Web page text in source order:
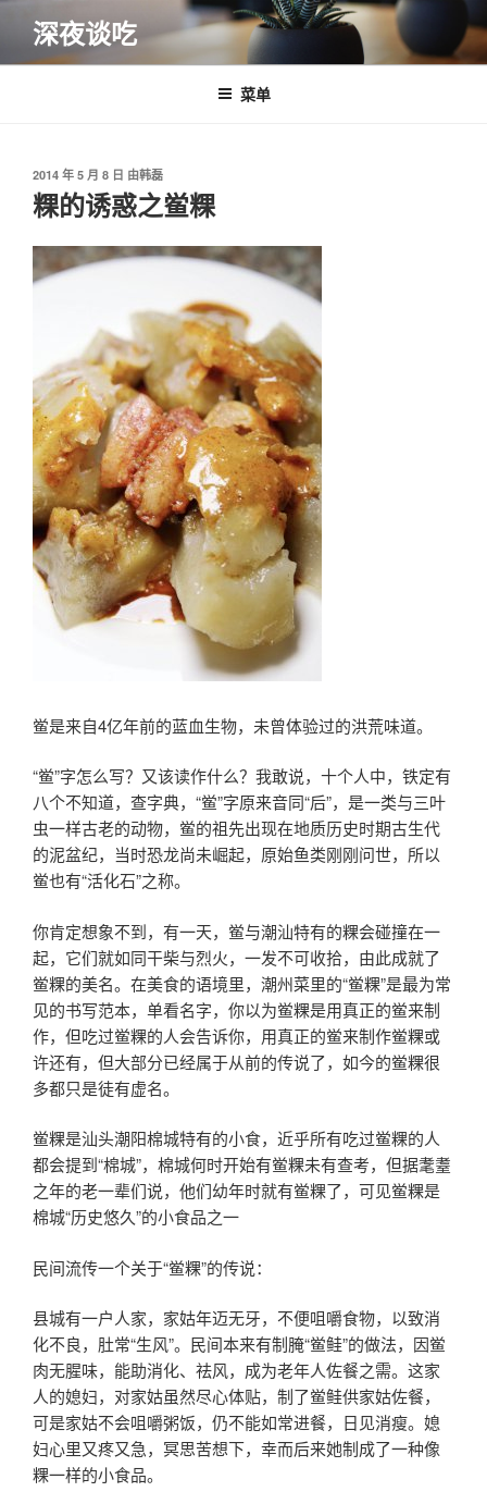
内
深夜谈吃
菜单
发
布
于
2014 年 5 月 8 日 由韩磊
粿的诱惑之鲎粿
鲎是来自4亿年前的蓝血生物，未曾体验过的洪荒味道。
“鲎”字怎么写？又该读作什么？我敢说，十个人中，铁定有
八个不知道，查字典，“鲎”字原来音同“后”，是一类与三叶
虫一样古老的动物，鲎的祖先出现在地质历史时期古生代
的泥盆纪，当时恐龙尚未崛起，原始鱼类刚刚问世，所以
鲎也有“活化石”之称。
你肯定想象不到，有一天，鲎与潮汕特有的粿会碰撞在一
起，它们就如同干柴与烈火，一发不可收拾，由此成就了
鲎粿的美名。在美食的语境里，潮州菜里的“鲎粿”是最为常
见的书写范本，单看名字，你以为鲎粿是用真正的鲎来制
作，但吃过鲎粿的人会告诉你，用真正的鲎来制作鲎粿或
许还有，但大部分已经属于从前的传说了，如今的鲎粿很
多都只是徒有虚名。
鲎粿是汕头潮阳棉城特有的小食，近乎所有吃过鲎粿的人
都会提到“棉城”，棉城何时开始有鲎粿未有查考，但据耄耋
之年的老一辈们说，他们幼年时就有鲎粿了，可见鲎粿是
棉城“历史悠久”的小食品之一
民间流传一个关于“鲎粿”的传说：
县城有一户人家，家姑年迈无牙，不便咀嚼食物，以致消
化不良，肚常“生风”。民间本来有制腌“鲎鲑”的做法，因鲎
肉无腥味，能助消化、祛风，成为老年人佐餐之需。这家
人的媳妇，对家姑虽然尽心体贴，制了鲎鲑供家姑佐餐，
可是家姑不会咀嚼粥饭，仍不能如常进餐，日见消瘦。媳
妇心里又疼又急，冥思苦想下，幸而后来她制成了一种像
粿一样的小食品。